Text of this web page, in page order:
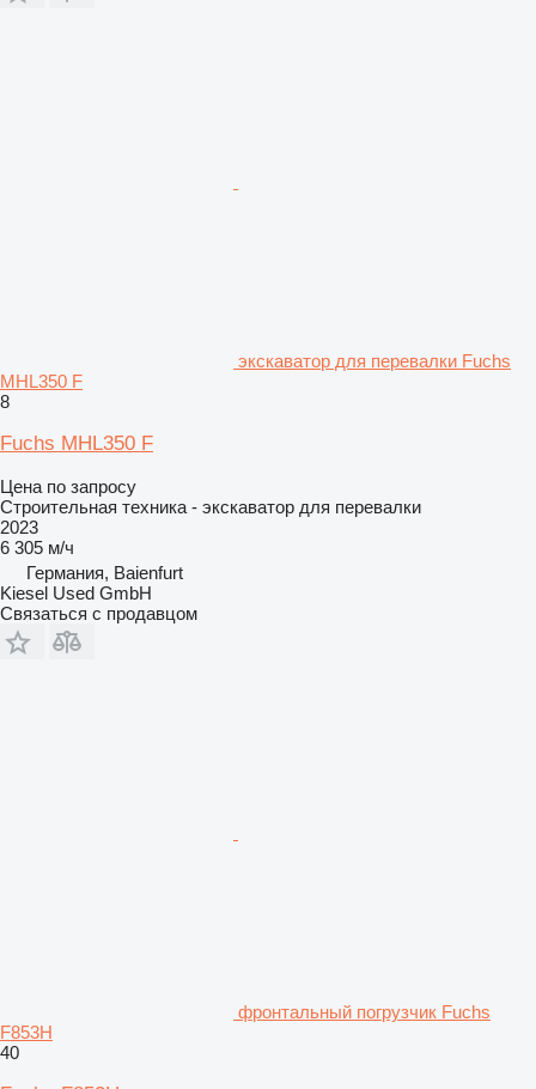
экскаватор для перевалки Fuchs
MHL350 F
8
Fuchs MHL350 F
Цена по запросу
Строительная техника - экскаватор для перевалки
2023
6 305 м/ч
Германия, Baienfurt
Kiesel Used GmbH
Связаться с продавцом
фронтальный погрузчик Fuchs
F853H
40